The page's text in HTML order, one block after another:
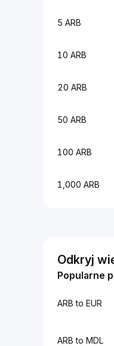
5 ARB
10 ARB
20 ARB
50 ARB
100 ARB
1,000 ARB
Odkryj
Popularne
ARB to EUR
ARB to MDL